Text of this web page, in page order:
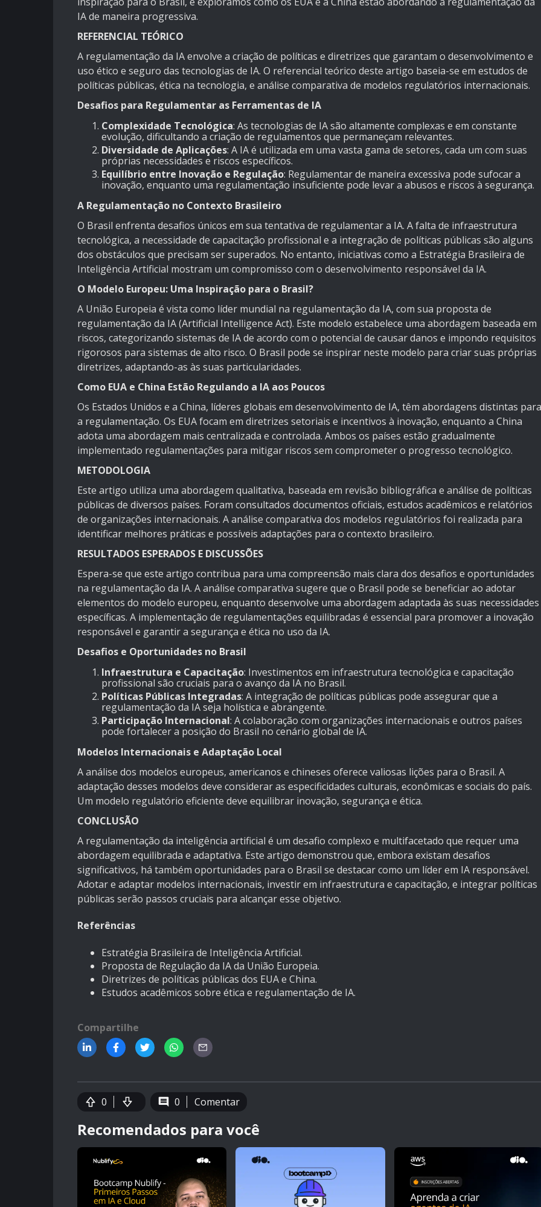
IA de maneira progressiva.
REFERENCIAL TEÓRICO
A regulamentação da IA envolve a criação de políticas e diretrizes que garantam o desenvolvimento e
uso ético e seguro das tecnologias de IA. O referencial teórico deste artigo baseia-se em estudos de
políticas públicas, ética na tecnologia, e análise comparativa de modelos regulatórios internacionais.
Desafios para Regulamentar as Ferramentas de IA
Complexidade Tecnológica: As tecnologias de IA são altamente complexas e em constante
evolução, dificultando a criação de regulamentos que permaneçam relevantes.
Diversidade de Aplicações: A IA é utilizada em uma vasta gama de setores, cada um com suas
próprias necessidades e riscos específicos.
Equilíbrio entre Inovação e Regulação: Regulamentar de maneira excessiva pode sufocar a
inovação, enquanto uma regulamentação insuficiente pode levar a abusos e riscos à segurança.
A Regulamentação no Contexto Brasileiro
O Brasil enfrenta desafios únicos em sua tentativa de regulamentar a IA. A falta de infraestrutura
tecnológica, a necessidade de capacitação profissional e a integração de políticas públicas são alguns
dos obstáculos que precisam ser superados. No entanto, iniciativas como a Estratégia Brasileira de
Inteligência Artificial mostram um compromisso com o desenvolvimento responsável da IA.
O Modelo Europeu: Uma Inspiração para o Brasil?
A União Europeia é vista como líder mundial na regulamentação da IA, com sua proposta de
regulamentação da IA (Artificial Intelligence Act). Este modelo estabelece uma abordagem baseada em
riscos, categorizando sistemas de IA de acordo com o potencial de causar danos e impondo requisitos
rigorosos para sistemas de alto risco. O Brasil pode se inspirar neste modelo para criar suas próprias
diretrizes, adaptando-as às suas particularidades.
Como EUA e China Estão Regulando a IA aos Poucos
Os Estados Unidos e a China, líderes globais em desenvolvimento de IA, têm abordagens distintas para
a regulamentação. Os EUA focam em diretrizes setoriais e incentivos à inovação, enquanto a China
adota uma abordagem mais centralizada e controlada. Ambos os países estão gradualmente
implementado regulamentações para mitigar riscos sem comprometer o progresso tecnológico.
METODOLOGIA
Este artigo utiliza uma abordagem qualitativa, baseada em revisão bibliográfica e análise de políticas
públicas de diversos países. Foram consultados documentos oficiais, estudos acadêmicos e relatórios
de organizações internacionais. A análise comparativa dos modelos regulatórios foi realizada para
identificar melhores práticas e possíveis adaptações para o contexto brasileiro.
RESULTADOS ESPERADOS E DISCUSSÕES
Espera-se que este artigo contribua para uma compreensão mais clara dos desafios e oportunidades
na regulamentação da IA. A análise comparativa sugere que o Brasil pode se beneficiar ao adotar
elementos do modelo europeu, enquanto desenvolve uma abordagem adaptada às suas necessidades
específicas. A implementação de regulamentações equilibradas é essencial para promover a inovação
responsável e garantir a segurança e ética no uso da IA.
Desafios e Oportunidades no Brasil
Infraestrutura e Capacitação: Investimentos em infraestrutura tecnológica e capacitação
profissional são cruciais para o avanço da IA no Brasil.
Políticas Públicas Integradas: A integração de políticas públicas pode assegurar que a
regulamentação da IA seja holística e abrangente.
Participação Internacional: A colaboração com organizações internacionais e outros países
pode fortalecer a posição do Brasil no cenário global de IA.
Modelos Internacionais e Adaptação Local
A análise dos modelos europeus, americanos e chineses oferece valiosas lições para o Brasil. A
adaptação desses modelos deve considerar as especificidades culturais, econômicas e sociais do país.
Um modelo regulatório eficiente deve equilibrar inovação, segurança e ética.
CONCLUSÃO
A regulamentação da inteligência artificial é um desafio complexo e multifacetado que requer uma
abordagem equilibrada e adaptativa. Este artigo demonstrou que, embora existam desafios
significativos, há também oportunidades para o Brasil se destacar como um líder em IA responsável.
Adotar e adaptar modelos internacionais, investir em infraestrutura e capacitação, e integrar políticas
públicas serão passos cruciais para alcançar esse objetivo.
Referências
Estratégia Brasileira de Inteligência Artificial.
Proposta de Regulação da IA da União Europeia.
Diretrizes de políticas públicas dos EUA e China.
Estudos acadêmicos sobre ética e regulamentação de IA.
Compartilhe
0 0 Comentar
Recomendados para você